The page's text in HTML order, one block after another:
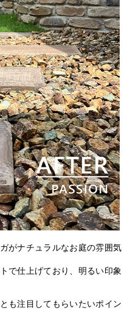
がナチュラルなお庭の雰囲気
で仕上げており、明るい印象
も注目してもらいたいポイン